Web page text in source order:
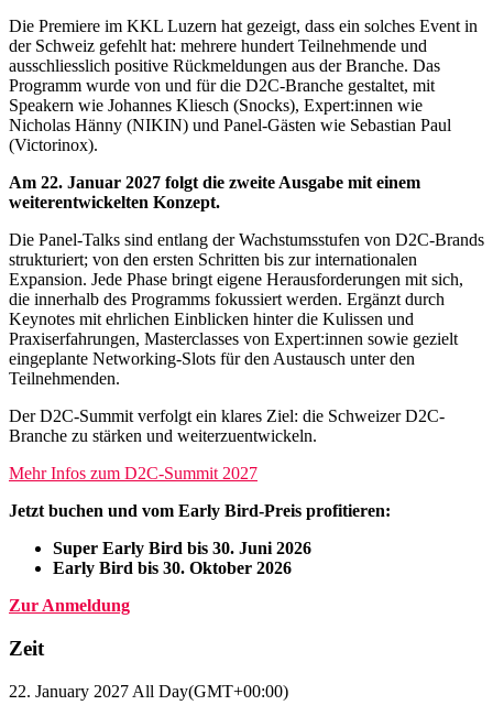
Die Premiere im KKL Luzern hat gezeigt, dass ein solches Event in
der Schweiz gefehlt hat: mehrere hundert Teilnehmende und
ausschliesslich positive Rückmeldungen aus der Branche. Das
Programm wurde von und für die D2C-Branche gestaltet, mit
Speakern wie Johannes Kliesch (Snocks), Expert:innen wie
Nicholas Hänny (NIKIN) und Panel-Gästen wie Sebastian Paul
(Victorinox).
Am 22. Januar 2027 folgt die zweite Ausgabe mit einem
weiterentwickelten Konzept.
Die Panel-Talks sind entlang der Wachstumsstufen von D2C-Brands
strukturiert; von den ersten Schritten bis zur internationalen
Expansion. Jede Phase bringt eigene Herausforderungen mit sich,
die innerhalb des Programms fokussiert werden. Ergänzt durch
Keynotes mit ehrlichen Einblicken hinter die Kulissen und
Praxiserfahrungen, Masterclasses von Expert:innen sowie gezielt
eingeplante Networking-Slots für den Austausch unter den
Teilnehmenden.
Der D2C-Summit verfolgt ein klares Ziel: die Schweizer D2C-
Branche zu stärken und weiterzuentwickeln.
Mehr Infos zum D2C-Summit 2027
Jetzt buchen und vom Early Bird-Preis profitieren:
Super Early Bird bis 30. Juni 2026
Early Bird bis 30. Oktober 2026
Zur Anmeldung
Zeit
22. January 2027 All Day(GMT+00:00)